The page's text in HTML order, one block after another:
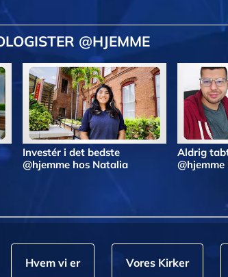
@HJEMME
Investér i det bedste
@hjemme hos Natalia
Aldrig
Hvem vi er Vores Kirker